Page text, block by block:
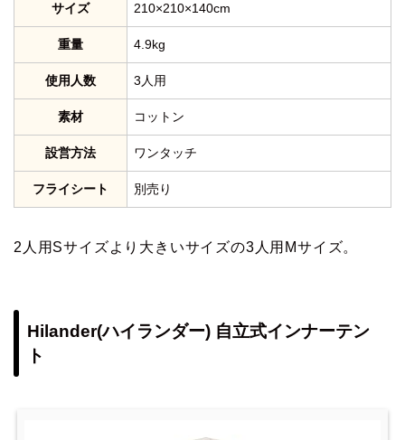
サイズ 210×210×140cm
重量 4.9kg
使用人数 3人用
素材 コットン
設営方法 ワンタッチ
フライシート 別売り
2人用Sサイズより大きいサイズの3人用Mサイズ。
Hilander(ハイランダー) 自立式インナーテン
ト